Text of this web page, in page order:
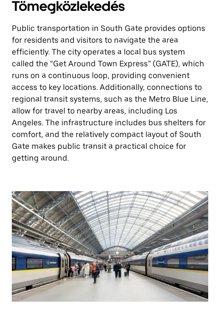
Tömegközlekedés
Public transportation in South Gate provides options
for residents and visitors to navigate the area
efficiently. The city operates a local bus system
called the “Get Around Town Express” (GATE), which
runs on a continuous loop, providing convenient
access to key locations. Additionally, connections to
regional transit systems, such as the Metro Blue Line,
allow for travel to nearby areas, including Los
Angeles. The infrastructure includes bus shelters for
comfort, and the relatively compact layout of South
Gate makes public transit a practical choice for
getting around.